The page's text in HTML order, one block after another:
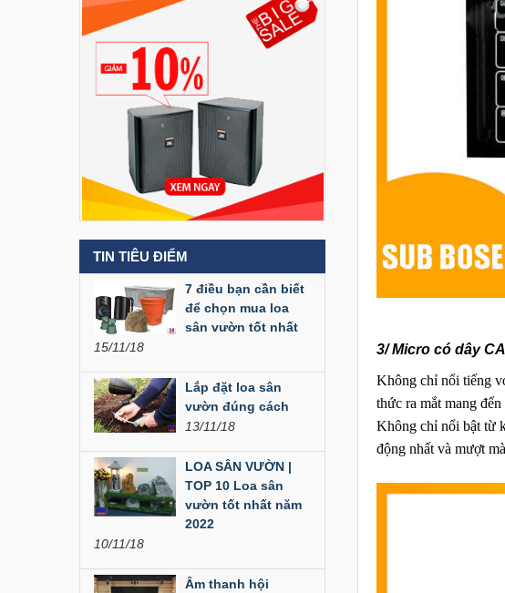
Loa Party House AP10
Liên hệ
Loa Party House MF15
Liên hệ
Loa Party House MF12
Liên hệ
Liên hệ
Liên hệ
Liên hệ
Đèn Led Moving 108
Liên hệ
TIN TIÊU ĐIỂM
7 điều bạn cần biết
để chọn mua loa
sân vườn tốt nhất
15/11/18
Lắp đặt loa sân
vườn đúng cách
13/11/18
LOA SÂN VƯỜN |
TOP 10 Loa sân
vườn tốt nhất năm
2022
10/11/18
Âm thanh hội
3/ Micro có dây
Không chỉ nổi tiếng
thức ra mắt mang
Không chỉ nổi bật từ
động nhất và mượt